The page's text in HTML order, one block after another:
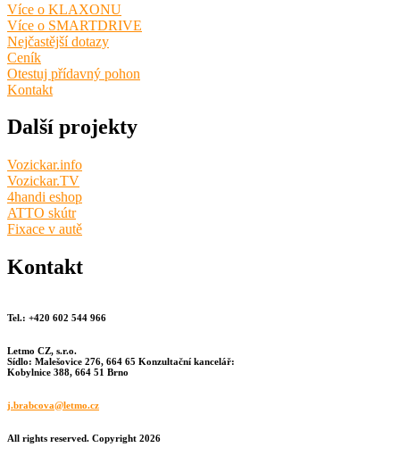
Více o KLAXONU
Více o SMARTDRIVE
Nejčastější dotazy
Ceník
Otestuj přídavný pohon
Kontakt
Další projekty
Vozickar.info
Vozickar.TV
4handi eshop
ATTO skútr
Fixace v autě
Kontakt
Tel.: +420 602 544 966
Letmo CZ, s.r.o.
Sídlo: Malešovice 276, 664 65 Konzultační kancelář:
Kobylnice 388, 664 51 Brno
j.brabcova@letmo.cz
All rights reserved. Copyright 2026